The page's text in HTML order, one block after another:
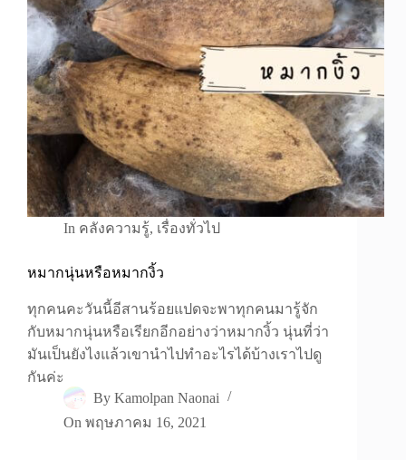
In คลังความรู้, เรื่องทั่วไป
หมากนุ่นหรือหมากงิ้ว
ทุกคนคะวันนี้อีสานร้อยแปดจะพาทุกคนมารู้จัก
กับหมากนุ่นหรือเรียกอีกอย่างว่าหมากงิ้ว นุ่นที่ว่า
มันเป็นยังไงแล้วเขานำไปทำอะไรได้บ้างเราไปดู
กันค่ะ
By Kamolpan Naonai
On พฤษภาคม 16, 2021